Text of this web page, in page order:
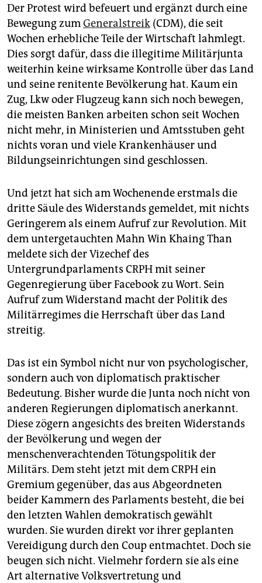
Der Protest wird befeuert und ergänzt durch eine
Bewegung zumGeneralstreik (CDM), die seit
Wochen erhebliche Teile der Wirtschaft lahmlegt.
Dies sorgt dafür, dass die illegitime Militärjunta
weiterhin keine wirksame Kontrolle über das Land
und seine renitente Bevölkerung hat. Kaum ein
Zug, Lkw oder Flugzeug kann sich noch bewegen,
die meisten Banken arbeiten schon seit Wochen
nicht mehr, in Ministerien und Amtsstuben geht
nichts voran und viele Krankenhäuser und
Bildungseinrichtungen sind geschlossen.
Und jetzt hat sich am Wochenende erstmals die
dritte Säule des Widerstands gemeldet, mit nichts
Geringerem als einem Aufruf zur Revolution. Mit
dem untergetauchten Mahn Win Khaing Than
meldete sich der Vizechef des
Untergrundparlaments CRPH mit seiner
Gegenregierung über Facebook zu Wort. Sein
Aufruf zum Widerstand macht der Politik des
Militärregimes die Herrschaft über das Land
streitig.
Das ist ein Symbol nicht nur von psychologischer,
sondern auch von diplomatisch praktischer
Bedeutung. Bisher wurde die Junta noch nicht von
anderen Regierungen diplomatisch anerkannt.
Diese zögern angesichts des breiten Widerstands
der Bevölkerung und wegen der
menschenverachtenden Tötungspolitik der
Militärs. Dem steht jetzt mit dem CRPH ein
Gremium gegenüber, das aus Abgeordneten
beider Kammern des Parlaments besteht, die bei
den letzten Wahlen demokratisch gewählt
wurden. Sie wurden direkt vor ihrer geplanten
Vereidigung durch den Coup entmachtet. Doch sie
beugen sich nicht. Vielmehr fordern sie als eine
Art alternative Volksvertretung und